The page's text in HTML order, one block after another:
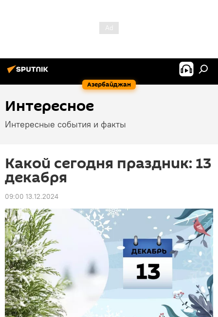
Азербайджан
Интересное
Интересные события и факты
Какой сегодня праздник: 13
декабря
09:00 13.12.2024